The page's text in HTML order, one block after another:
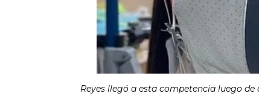
Reyes llegó a esta competencia luego